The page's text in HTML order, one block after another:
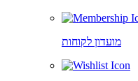
מועדון לקוחות